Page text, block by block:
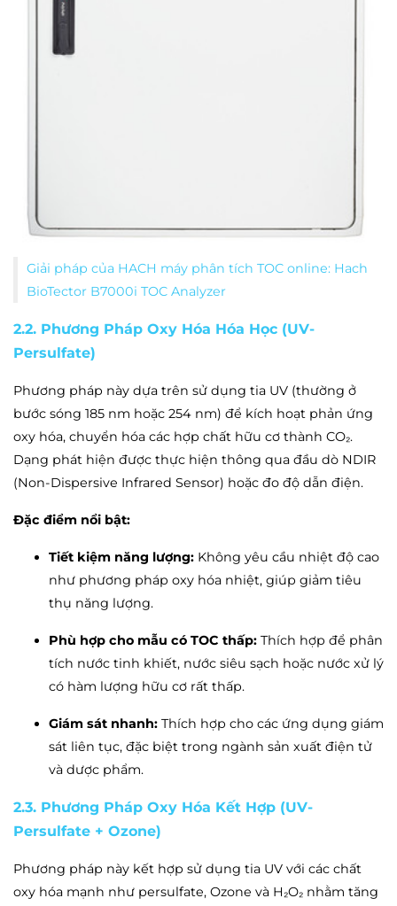
Giải pháp của HACH máy phân tích TOC online: Hach
BioTector B7000i TOC Analyzer
2.2. Phương Pháp Oxy Hóa Hóa Học (UV-
Persulfate)
Phương pháp này dựa trên sử dụng tia UV (thường ở
bước sóng 185 nm hoặc 254 nm) để kích hoạt phản ứng
oxy hóa, chuyển hóa các hợp chất hữu cơ thành CO₂.
Dạng phát hiện được thực hiện thông qua đầu dò NDIR
(Non-Dispersive Infrared Sensor) hoặc đo độ dẫn điện.
Đặc điểm nổi bật:
Tiết kiệm năng lượng: Không yêu cầu nhiệt độ cao
như phương pháp oxy hóa nhiệt, giúp giảm tiêu
thụ năng lượng.
Phù hợp cho mẫu có TOC thấp: Thích hợp để phân
tích nước tinh khiết, nước siêu sạch hoặc nước xử lý
có hàm lượng hữu cơ rất thấp.
Giám sát nhanh: Thích hợp cho các ứng dụng giám
sát liên tục, đặc biệt trong ngành sản xuất điện tử
và dược phẩm.
2.3. Phương Pháp Oxy Hóa Kết Hợp (UV-
Persulfate + Ozone)
Phương pháp này kết hợp sử dụng tia UV với các chất
oxy hóa mạnh như persulfate, Ozone và H₂O₂ nhằm tăng